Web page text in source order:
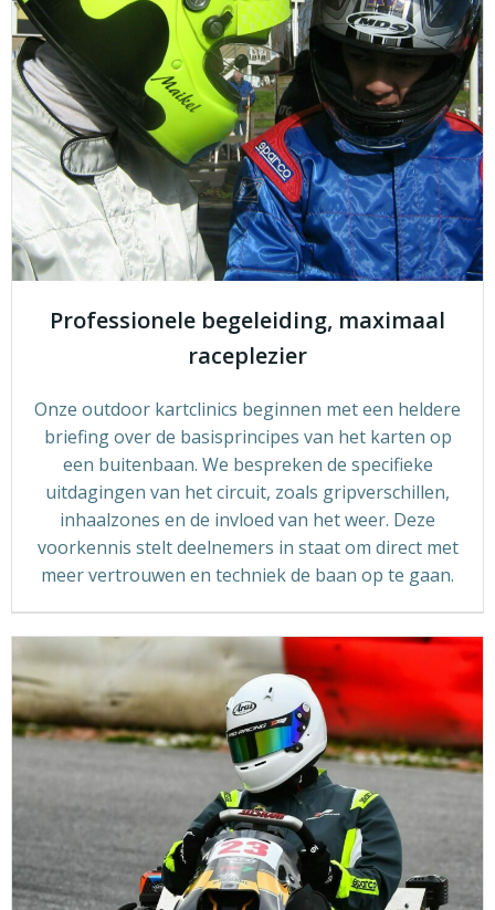
Professionele begeleiding, maximaal
raceplezier
Onze outdoor kartclinics beginnen met een heldere
briefing over de basisprincipes van het karten op
een buitenbaan. We bespreken de specifieke
uitdagingen van het circuit, zoals gripverschillen,
inhaalzones en de invloed van het weer. Deze
voorkennis stelt deelnemers in staat om direct met
meer vertrouwen en techniek de baan op te gaan.